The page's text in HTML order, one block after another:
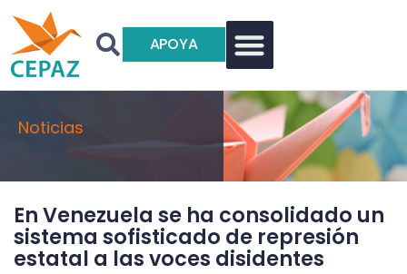
APOYA
Noticias
En Venezuela se ha consolidado un
sistema sofisticado de represión
estatal a las voces disidentes